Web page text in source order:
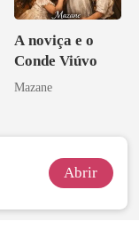
A noviça e o
Conde Viúvo
Mazane
Abrir